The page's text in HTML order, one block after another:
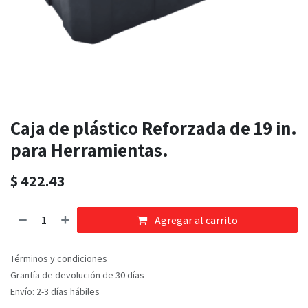
Caja de plástico Reforzada de 19 in.
para Herramientas.
$ 422.43
Agregar al carrito
Términos y condiciones
Grantía de devolución de 30 días
Envío: 2-3 días hábiles